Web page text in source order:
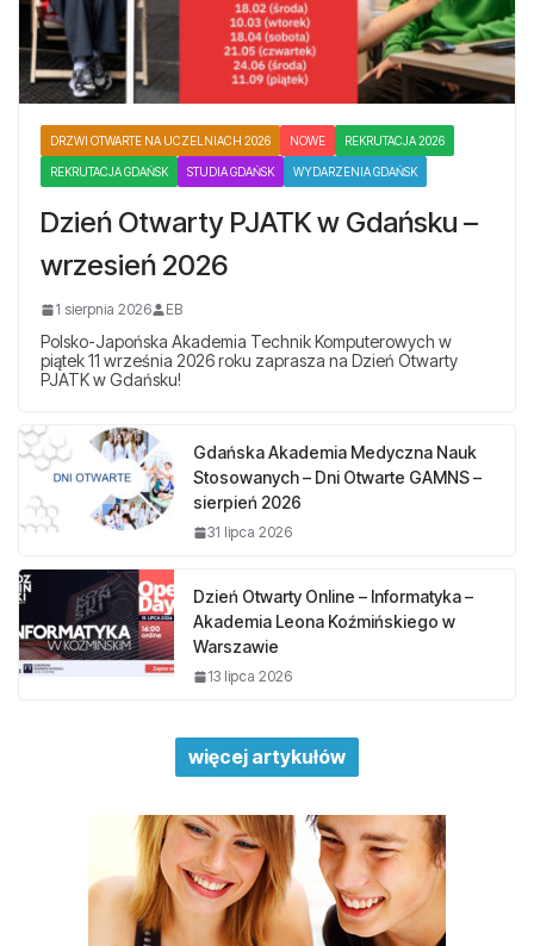
DRZWI OTWARTE NA UCZELNIACH 2026 NOWE REKRUTACJA 2026
REKRUTACJA GDAŃSK STUDIA GDAŃSK WYDARZENIA GDAŃSK
Dzień Otwarty PJATK w Gdańsku –
wrzesień 2026
1 sierpnia 2026 EB
Polsko-Japońska Akademia Technik Komputerowych w
piątek 11 września 2026 roku zaprasza na Dzień Otwarty
PJATK w Gdańsku!
Gdańska Akademia Medyczna Nauk
Stosowanych – Dni Otwarte GAMNS –
sierpień 2026
31 lipca 2026
Dzień Otwarty Online – Informatyka –
Akademia Leona Koźmińskiego w
Warszawie
13 lipca 2026
więcej artykułów